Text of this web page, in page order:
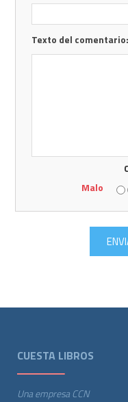
Texto del comentario:
Malo
CUESTA LIBROS
Una empresa CCN